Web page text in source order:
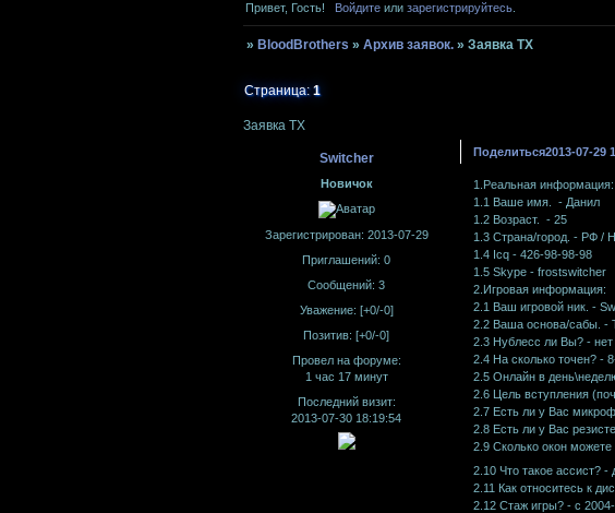
Привет, Гость! Войдитеили зарегистрируйтесь.
» BloodBrothers »Архив заявок. »Заявка ТХ
Заявка ТХ
Страница:1
Поделиться2013-07-29
Switcher
Новичок
Зарегистрирован: 2013-07-29
Приглашений: 0
Сообщений: 3
Уважение: [+0/-0]
Позитив: [+0/-0]
Провел на форуме:
1 час 17 минут
Последний визит:
2013-07-30 18:19:54
1.Реальная информация:
1.1 Ваше имя. - Данил
1.2 Возраст. - 25
1.3 Страна/город. - РФ /
1.4 Icq - 426-98-98-98
1.5 Skype - frostswitcher
2.Игровая информация:
2.1 Ваш игровой ник. -
2.2 Ваша основа/сабы. -
2.3 Нублесс ли Вы? - нет
2.4 На сколько точен? -
2.5 Онлайн в
2.6 Цель вступления
2.7 Есть ли у Вас
2.8 Есть ли у Вас
2.9 Сколько окон
2.10 Что такое ассист? -
2.11 Как относитесь к
2.12 Стаж игры? - с